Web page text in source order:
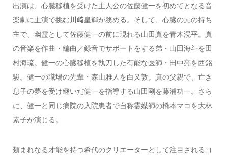
出演は、心臓移植を受けた主人公の佐藤健一を初めてとなる音
楽劇に主演で挑む川﨑皇輝が務める。そして、心臓の元の持ち
主で、幽霊として佐藤健一の前に現れる山田真を青木滉平。真
の音楽を作曲・編曲／録音でサポートをする弟・山田海斗を田
村海琉。健一の心臓移植を執刀した有能な医師・田中亮を西銘
駿。健一の職場の先輩・森山雅人を白又敦。真の父親で、亡き
息子の夢を受け継いだ健一を指導する山田剛を藤浦功一。さら
に、健一と同じ病院の入院患者で自称霊媒師の橋本マコを大林
素子が演じる。
類まれなる才能を持つ希代のクリエーターとして注目されるヨ